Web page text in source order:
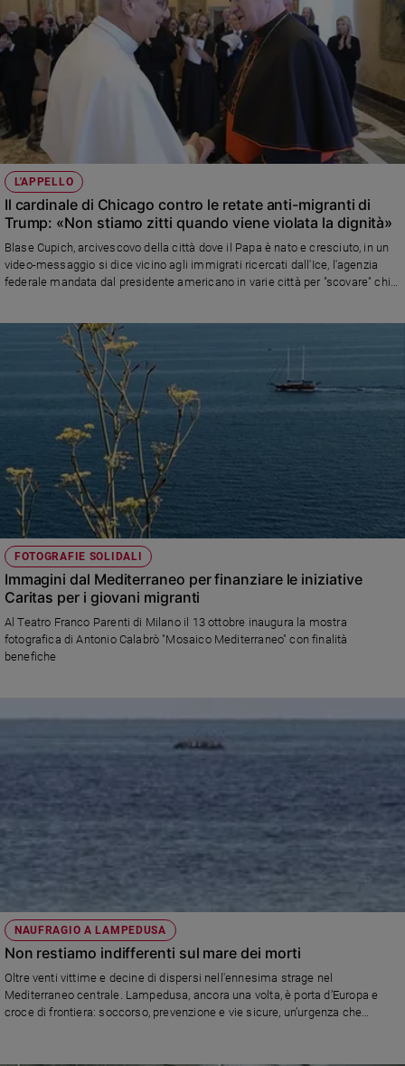
L'APPELLO
Il cardinale di Chicago contro le retate anti-migranti di
Trump: «Non stiamo zitti quando viene violata la dignità»
Blase Cupich, arcivescovo della città dove il Papa è nato e cresciuto, in un
video-messaggio si dice vicino agli immigrati ricercati dall'Ice, l'agenzia
federale mandata dal presidente americano in varie città per "scovare" chi è
e scuole non respingeranno chi cerca conforto e non resteremo in silenzio
quando la dignità viene negata nell'applicazione della legge»
FOTOGRAFIE SOLIDALI
Immagini dal Mediterraneo per finanziare le iniziative
Caritas per i giovani migranti
Al Teatro Franco Parenti di Milano il 13 ottobre inaugura la mostra
fotografica di Antonio Calabrò "Mosaico Mediterraneo" con finalità
benefiche
NAUFRAGIO A LAMPEDUSA
Non restiamo indifferenti sul mare dei morti
Oltre venti vittime e decine di dispersi nell'ennesima strage nel
Mediterraneo centrale. Lampedusa, ancora una volta, è porta d’Europa e
croce di frontiera: soccorso, prevenzione e vie sicure, un’urgenza che